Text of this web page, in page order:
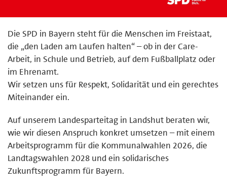
Die SPD in Bayern steht für die Menschen im Freistaat,
die „den Laden am Laufen halten“ – ob in der Care-
Arbeit, in Schule und Betrieb, auf dem Fußballplatz oder
im Ehrenamt.
Wir setzen uns für Respekt, Solidarität und ein gerechtes
Miteinander ein.
Auf unserem Landesparteitag in Landshut beraten wir,
wie wir diesen Anspruch konkret umsetzen – mit einem
Arbeitsprogramm für die Kommunalwahlen 2026, die
Landtagswahlen 2028 und ein solidarisches
Zukunftsprogramm für Bayern.